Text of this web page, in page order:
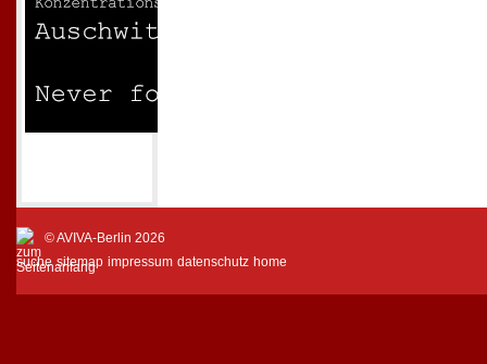
© AVIVA-Berlin 2026
suche sitemap impressum datenschutz home